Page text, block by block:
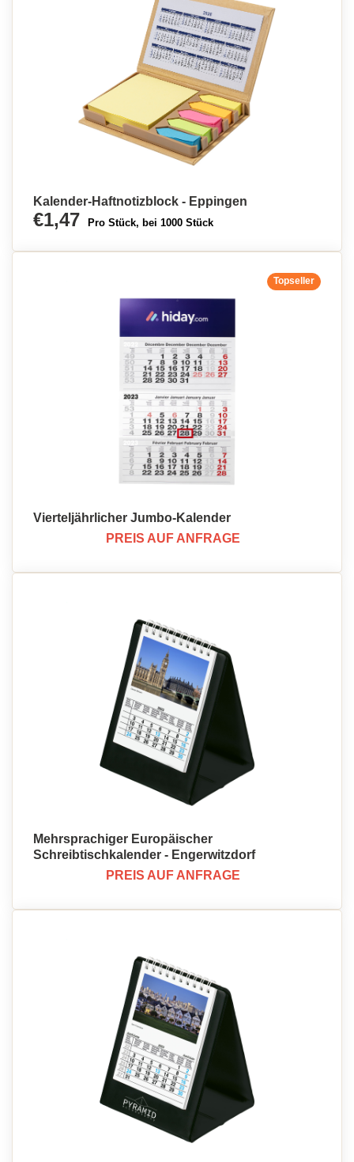
Kalender-Haftnotizblock - Eppingen
€1,47 Pro Stück, bei 1000 Stück
Topseller
Vierteljährlicher Jumbo-Kalender
PREIS AUF ANFRAGE
Mehrsprachiger Europäischer
Schreibtischkalender - Engerwitzdorf
PREIS AUF ANFRAGE